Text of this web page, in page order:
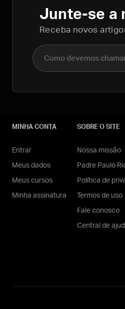
Junte-se a
Receba novos
Nome completo
MINHA CONTA
Entrar
Meus dados
Meus cursos
Minha assinatura
SOBRE O SITE
Nossa missão
Padre Paulo
Política de
Termos de uso
Fale conosco
Central de